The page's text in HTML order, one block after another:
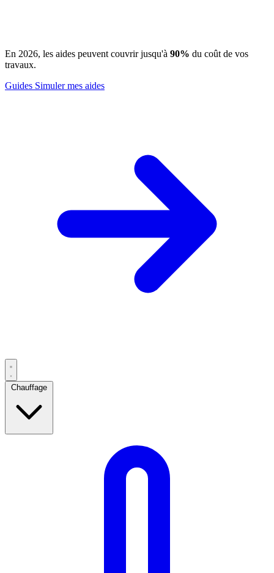
En 2026, les aides peuvent couvrir jusqu'à 90% du coût de vos
travaux.
Guides Simuler mes aides